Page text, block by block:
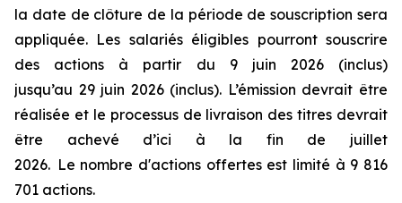
la date de clôture de la période de souscription sera
appliquée. Les salariés éligibles pourront souscrire
des actions à partir du 9 juin 2026 (inclus)
jusqu’au 29 juin 2026 (inclus). L’émission devrait être
réalisée et le processus de livraison des titres devrait
être achevé d’ici à la fin de juillet
2026. Le nombre d'actions offertes est limité à 9 816
701 actions.